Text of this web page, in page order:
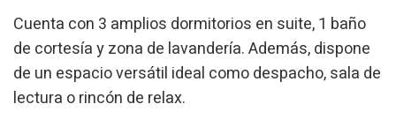
Cuenta con 3 amplios dormitorios en suite, 1 baño
de cortesía y zona de lavandería. Además, dispone
de un espacio versátil ideal como despacho, sala de
lectura o rincón de relax.
instalación de las mismas. El usuario tiene la posibilidad
de configurar su navegador pudiendo, si así lo desea,
impedir que sean instaladas en su disco duro, aunque
deberá tener en cuenta que dicha acción podrá ocasionar
dificultades de navegación de la página web.